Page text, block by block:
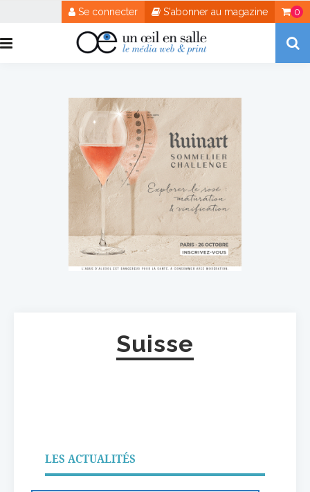
0
S'abonner au magazine
Se connecter
Suisse
LES ACTUALITÉS